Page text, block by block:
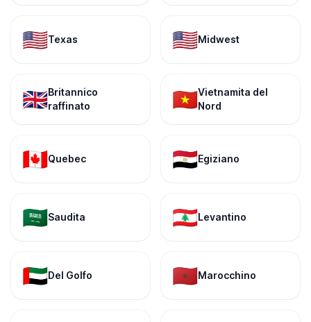
🇺🇸Texas 🇺🇸Midwest
🇬🇧Britannico
raffinato
🇻🇳Vietnamita del
Nord
🇨🇦Quebec 🇪🇬Egiziano
🇸🇦Saudita 🇱🇧Levantino
🇦🇪Del Golfo 🇲🇦Marocchino